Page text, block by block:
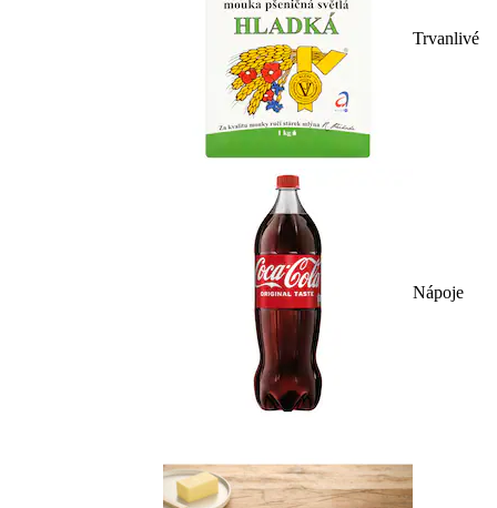
Trvanlivé
Nápoje